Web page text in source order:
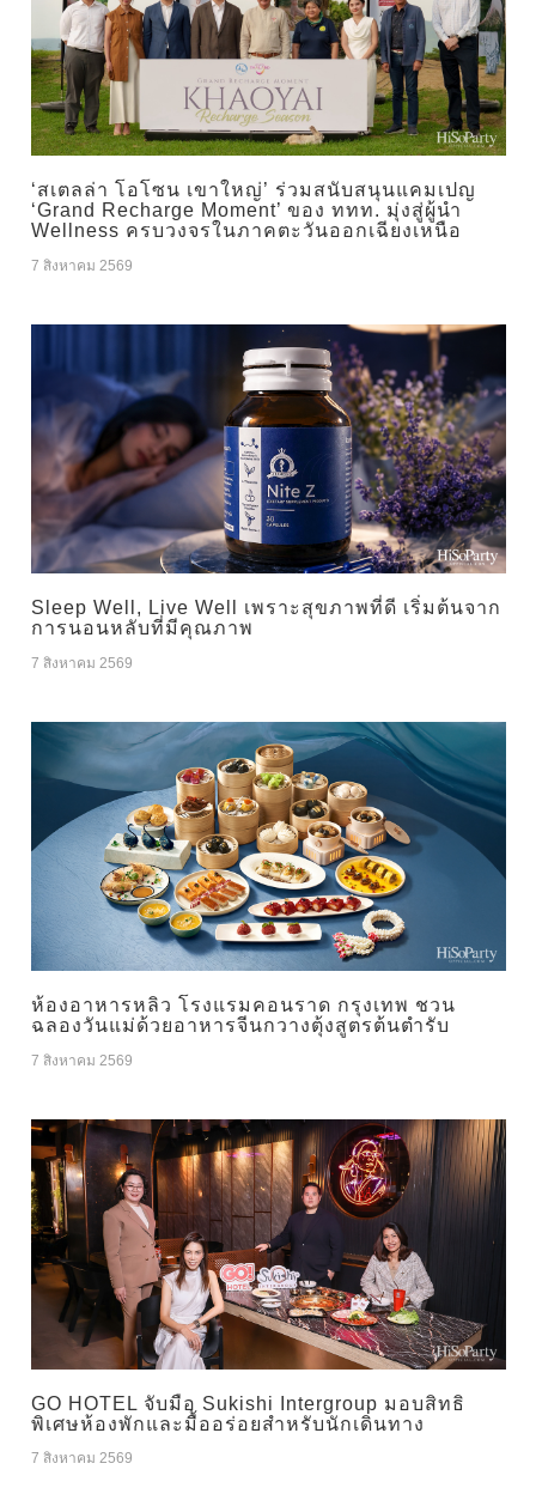
‘สเตลล่า โอโซน เขาใหญ่’ ร่วมสนับสนุนแคมเปญ
‘Grand Recharge Moment’ ของ ททท. มุ่งสู่ผู้นำ
Wellness ครบวงจรในภาคตะวันออกเฉียงเหนือ
7 สิงหาคม 2569
Sleep Well, Live Well เพราะสุขภาพที่ดี เริ่มต้นจาก
การนอนหลับที่มีคุณภาพ
7 สิงหาคม 2569
ห้องอาหารหลิว โรงแรมคอนราด กรุงเทพ ชวน
ฉลองวันแม่ด้วยอาหารจีนกวางตุ้งสูตรต้นตำรับ
7 สิงหาคม 2569
GO HOTEL จับมือ Sukishi Intergroup มอบสิทธิ
พิเศษห้องพักและมื้ออร่อยสำหรับนักเดินทาง
7 สิงหาคม 2569